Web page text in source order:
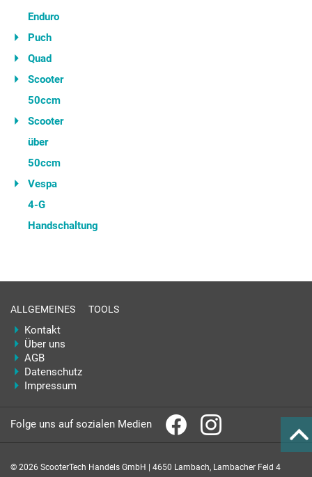
Enduro
Puch
Quad
Scooter
50ccm
Scooter
über
50ccm
Vespa
4-G
Handschaltung
ALLGEMEINES
Kontakt
Über uns
AGB
Datenschutz
Impressum
TOOLS
Folge uns auf sozialen Medien
© 2026 ScooterTech Handels GmbH | 4650 Lambach, Lambacher Feld 4